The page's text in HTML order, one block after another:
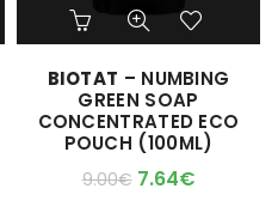
BIOTAT – NUMBING
GREEN SOAP
CONCENTRATED ECO
POUCH (100ML)
9.00€ 7.64€